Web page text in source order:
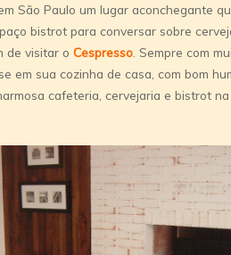
São Paulo um lugar aconchegante
bistrot para conversar sobre
de visitar o Cespresso . Sempre com
em sua cozinha de casa, com bom
cafeteria, cervejaria e bistrot